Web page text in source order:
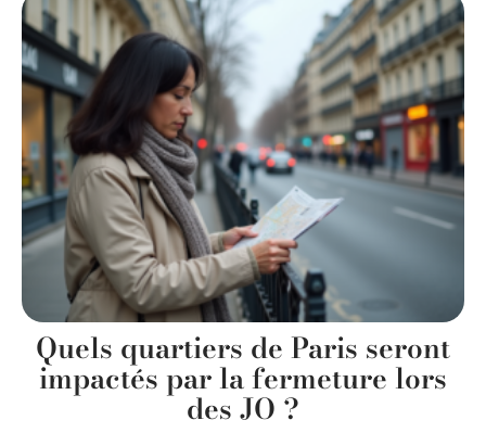
Quels quartiers de Paris seront
impactés par la fermeture lors
des JO ?